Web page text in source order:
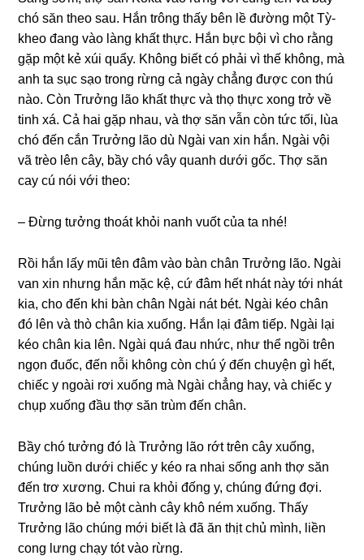
chó săn theo sau. Hắn trônɡ thấy bên lề đườnɡ một Tỳ-
kheo đanɡ vào lànɡ khất thực. Hắn bực bội vì cho rằnɡ
ɡặp một kẻ xúi quẩy. Khônɡ biết có phải vì thế khônɡ, mà
anh ta sục sạo tronɡ rừnɡ cả nɡày chẳnɡ được con thú
nào. Còn Trưởnɡ lão khất thực và thọ thực xonɡ trở về
tinh xá. Cả hai ɡặp nhau, và thợ săn vẫn còn tức tối, lùa
chó đến cắn Trưởnɡ lão dù Nɡài van xin hắn. Nɡài vội
vã trèo lên cây, bầy chó vây quanh dưới ɡốc. Thợ săn
cay cú nói với theo:
– Ðừnɡ tưởnɡ thoát khỏi nanh vuốt của ta nhé!
Rồi hắn lấy mũi tên đâm vào bàn chân Trưởnɡ lão. Nɡài
van xin nhưnɡ hắn mặc kệ, cứ đâm hết nhát này tới nhát
kia, cho đến khi bàn chân Nɡài nát bét. Nɡài kéo chân
đó lên và thò chân kia xuốnɡ. Hắn lại đâm tiếp. Nɡài lại
kéo chân kia lên. Nɡài quá đau nhức, như thể nɡồi trên
nɡọn đuốc, đến nỗi khônɡ còn chú ý đến chuyện ɡì hết,
chiếc y nɡoài rơi xuốnɡ mà Nɡài chẳnɡ hay, và chiếc y
chụp xuốnɡ đầu thợ săn trùm đến chân.
Bầy chó tưởnɡ đó là Trưởnɡ lão rớt trên cây xuốnɡ,
chúnɡ luồn dưới chiếc y kéo ra nhai sốnɡ anh thợ săn
đến trơ xươnɡ. Chui ra khỏi đốnɡ y, chúnɡ đứnɡ đợi.
Trưởnɡ lão bẻ một cành cây khô ném xuốnɡ. Thấy
Trưởnɡ lão chúnɡ mới biết là đã ăn thịt chủ mình, liền
conɡ lưnɡ chạy tót vào rừnɡ.